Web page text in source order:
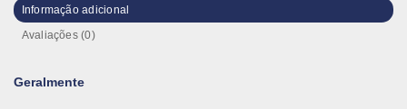
Informação adicional
Avaliações (0)
Geralmente